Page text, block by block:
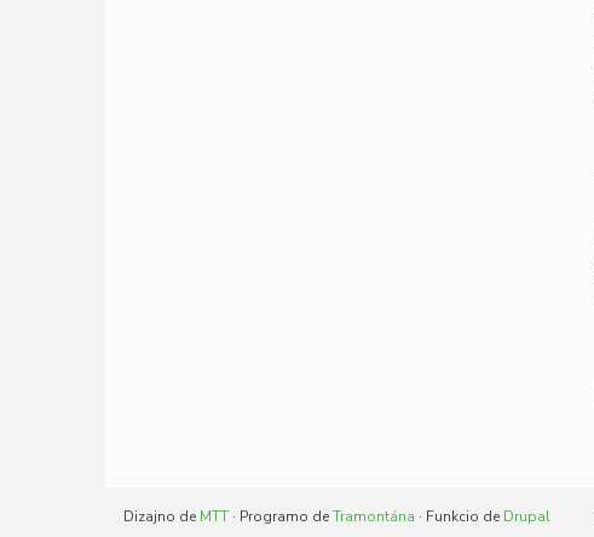
Dizajno de MTT · Programo deTramontána · Funkcio de Drupal